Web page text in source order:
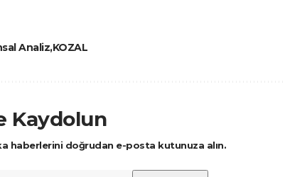
AnalizKOZAL
Kaydolun
haberlerini doğrudan e-posta kutunuza alın.